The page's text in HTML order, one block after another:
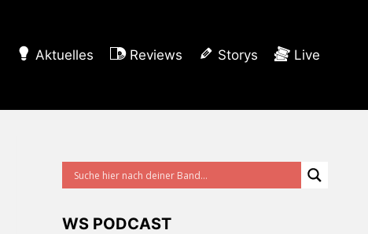
Aktuelles Reviews Storys Live
WS PODCAST